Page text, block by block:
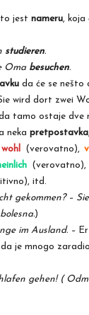
to jest nameru, koja
studieren.
Oma besuchen.
da će se nešto
wird dort zwei
tamo ostaje dve
neka pretpostavka
wohl (verovatno),
(verovatno),
itd.
gekommen? –
)
im Ausland. –
je mnogo
gehen! (